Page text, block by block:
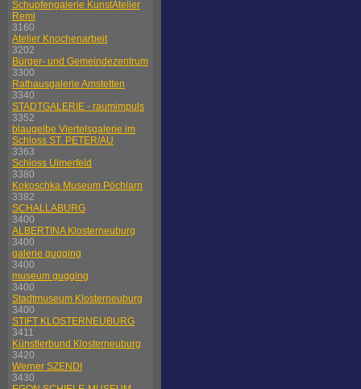
Schupfengalerie KunstAtelier
Remi
3160
Atelier Knochenarbeit
3202
Bürger- und Gemeindezentrum
3300
Rathausgalerie Amstetten
3340
STADTGALERIE - raumimpuls
3352
blaugelbe Viertelsgalerie im
Schloss ST. PETER/AU
3363
Schloss Ulmerfeld
3380
Kokoschka Museum Pöchlarn
3382
SCHALLABURG
3400
ALBERTINA Klosterneuburg
3400
galerie gugging
3400
museum gugging
3400
Stadtmuseum Klosterneuburg
3400
STIFT KLOSTERNEUBURG
3411
Künstlerbund Klosterneuburg
3420
Werner SZENDI
3430